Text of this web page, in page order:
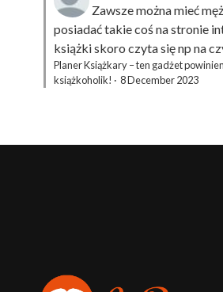
Zawsze można mieć
posiadać takie coś na stronie
książki skoro czyta się np na
Planer Książkary – ten gadżet
książkoholik! · 8 December 2023